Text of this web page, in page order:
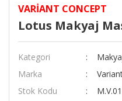
VARIANT CONCEPT
Lotus Makyaj
Kategori
Marka
Stok Kodu